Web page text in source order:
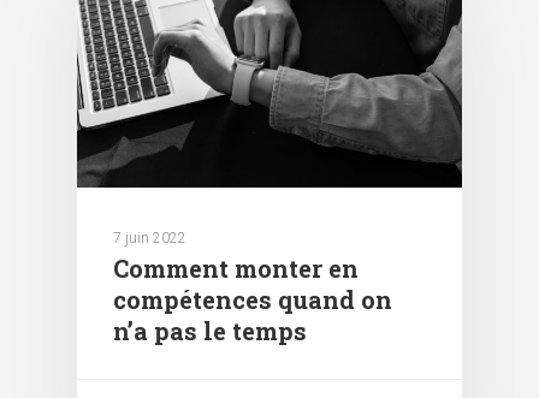
7 juin 2022
Comment monter en
compétences quand on
n’a pas le temps